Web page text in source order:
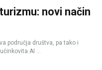
novi način
područja društva, pa tako i
AI ...